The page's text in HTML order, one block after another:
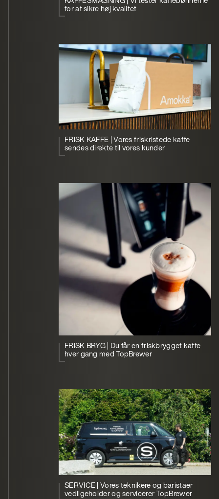
for at sikre høj kvalitet
FRISK KAFFE | Vores friskristede kaffe
sendes direkte til vores kunder
FRISK BRYG | Du får en friskbrygget kaffe
hver gang med TopBrewer
SERVICE | Vores teknikere og baristaer
vedligeholder og servicerer TopBrewer